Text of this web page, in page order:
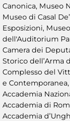
Canonica, Museo
Museo di Casal
Esposizioni,
dell'Auditorium
Camera dei
Storico dell’Arma
Complesso del
e
Accademia
Accademia di
Accademia